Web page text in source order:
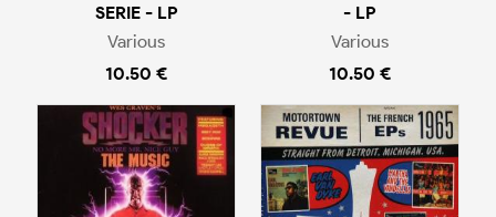
SERIE - LP
Various
10.50 €
- LP
Various
10.50 €